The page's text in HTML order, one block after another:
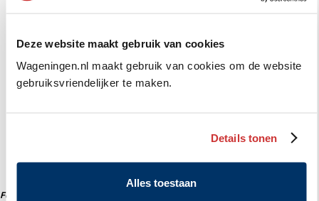
Deze website maakt gebruik van cookies
Wageningen.nl maakt gebruik van cookies om de website
gebruiksvriendelijker te maken.
Details tonen
Alles toestaan
) i
n
k
l
i
n
Foto: DroneWageningen 2024